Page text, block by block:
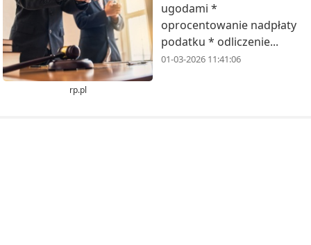
rp.pl
ugodami *
oprocentowanie nadpłaty
podatku * odliczenie...
01-03-2026 11:41:06